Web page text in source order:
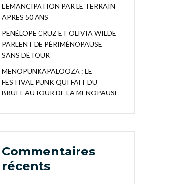
L’EMANCIPATION PAR LE TERRAIN
APRES 50 ANS
PENÉLOPE CRUZ ET OLIVIA WILDE
PARLENT DE PÉRIMÉNOPAUSE
SANS DÉTOUR
MENOPUNKAPALOOZA : LE
FESTIVAL PUNK QUI FAIT DU
BRUIT AUTOUR DE LA MENOPAUSE
Commentaires
récents